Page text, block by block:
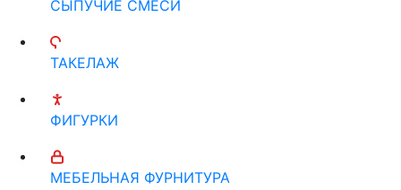
СЫПУЧИЕ СМЕСИ
ТАКЕЛАЖ
ФИГУРКИ
МЕБЕЛЬНАЯ ФУРНИТУРА